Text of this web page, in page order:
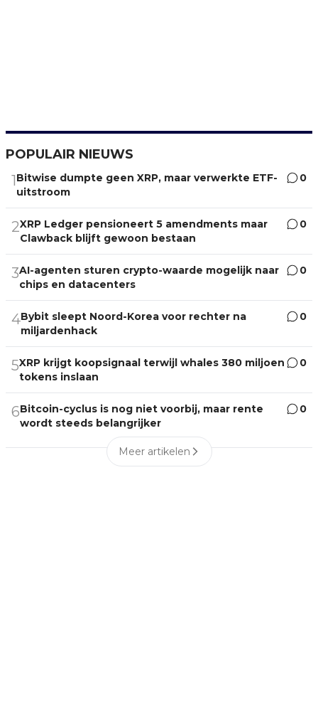
POPULAIR NIEUWS
1 Bitwise dumpte geen XRP, maar verwerkte ETF-
uitstroom
0
2XRP Ledger pensioneert 5 amendments maar
Clawback blijft gewoon bestaan
0
3AI-agenten sturen crypto-waarde mogelijk naar
chips en datacenters
0
4Bybit sleept Noord-Korea voor rechter na
miljardenhack
0
5XRP krijgt koopsignaal terwijl whales 380 miljoen
tokens inslaan
0
6Bitcoin-cyclus is nog niet voorbij, maar rente
wordt steeds belangrijker
0
Meer artikelen